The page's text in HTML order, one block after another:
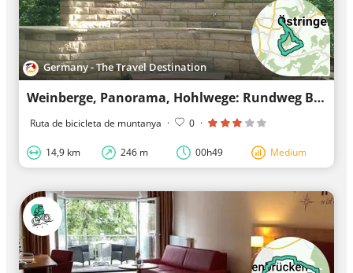
Germany - The Travel Destination
Weinberge, Panorama, Hohlwege: Rundweg Bad Schönborn - Zeutern
Ruta de bicicleta de muntanya · 0 ·
14,9 km 246 m 00h49 Medium